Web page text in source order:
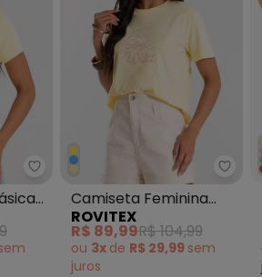
Rovitex - Blusa Feminina
Camiseta Feminina
Meia Malha com
Estampa Amarelo
ROVITEX
R$ 89,99R$ 104,99
ou 3x de R$ 29,99 sem
juros